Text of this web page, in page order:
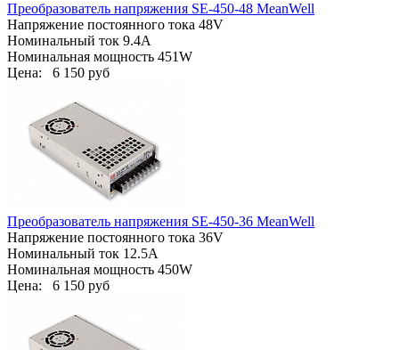
Преобразователь напряжения SE-450-48 MeanWell
Напряжение постоянного тока 48V
Номинальный ток 9.4A
Номинальная мощность 451W
Цена: 6 150 руб
Преобразователь напряжения SE-450-36 MeanWell
Напряжение постоянного тока 36V
Номинальный ток 12.5A
Номинальная мощность 450W
Цена: 6 150 руб